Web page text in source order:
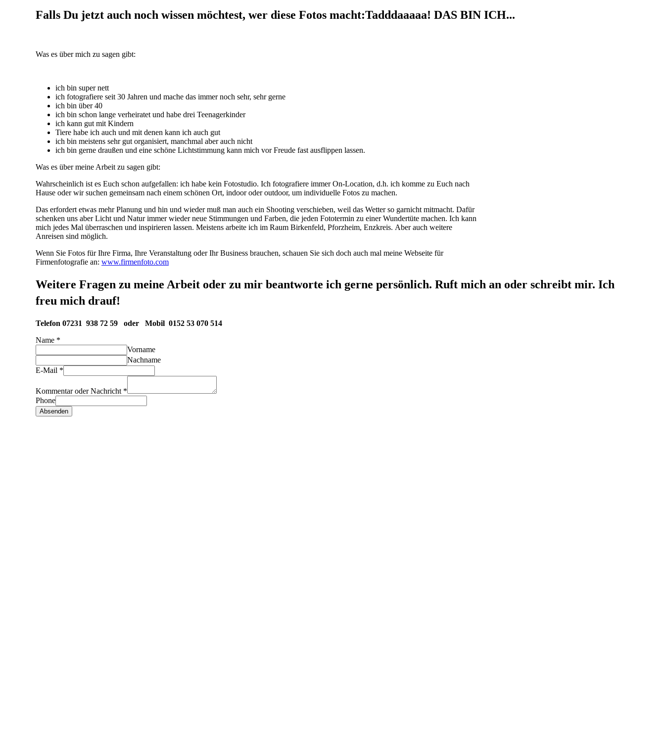
Falls Du jetzt auch noch wissen möchtest, wer diese Fotos macht:Tadddaaaaa! DAS BIN ICH...
Was es über mich zu sagen gibt:
ich bin super nett
ich fotografiere seit 30 Jahren und mache das immer noch sehr, sehr gerne
ich bin über 40
ich bin schon lange verheiratet und habe drei Teenagerkinder
ich kann gut mit Kindern
Tiere habe ich auch und mit denen kann ich auch gut
ich bin meistens sehr gut organisiert, manchmal aber auch nicht
ich bin gerne draußen und eine schöne Lichtstimmung kann mich vor Freude fast ausflippen lassen.
Was es über meine Arbeit zu sagen gibt:
Wahrscheinlich ist es Euch schon aufgefallen: ich habe kein Fotostudio. Ich fotografiere immer On-Location, d.h. ich komme zu Euch nach
Hause oder wir suchen gemeinsam nach einem schönen Ort, indoor oder outdoor, um individuelle Fotos zu machen.
Das erfordert etwas mehr Planung und hin und wieder muß man auch ein Shooting verschieben, weil das Wetter so garnicht mitmacht. Dafür
schenken uns aber Licht und Natur immer wieder neue Stimmungen und Farben, die jeden Fototermin zu einer Wundertüte machen. Ich kann
mich jedes Mal überraschen und inspirieren lassen. Meistens arbeite ich im Raum Birkenfeld, Pforzheim, Enzkreis. Aber auch weitere
Anreisen sind möglich.
Wenn Sie Fotos für Ihre Firma, Ihre Veranstaltung oder Ihr Business brauchen, schauen Sie sich doch auch mal meine Webseite für
Firmenfotografie an: www.firmenfoto.com
Weitere Fragen zu meine Arbeit oder zu mir beantworte ich gerne persönlich. Ruft mich an oder schreibt mir. Ich
freu mich drauf!
Telefon 07231 938 72 59 oder Mobil 0152 53 070 514
Name *
Vorname
Nachname
E-Mail *
Kommentar oder Nachricht *
Phone
Absenden